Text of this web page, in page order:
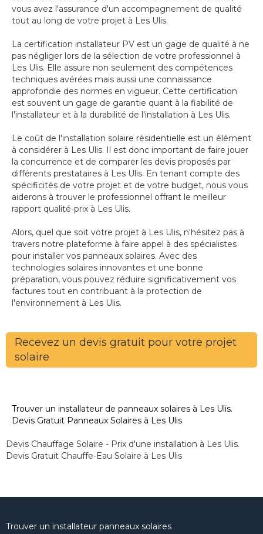
vous avez l'assurance d'un accompagnement de qualité
tout au long de votre projet à Les Ulis.
La certification installateur PV est un gage de qualité à ne
pas négliger lors de la sélection de votre professionnel à
Les Ulis. Elle assure non seulement des compétences
techniques avérées mais aussi une connaissance
approfondie des normes en vigueur. Cette certification
est souvent un gage de garantie quant à la fiabilité de
l'installateur et à la durabilité de l'installation à Les Ulis.
Le coût de l'installation solaire résidentielle est un élément
à considérer à Les Ulis. Il est donc important de faire jouer
la concurrence et de comparer les devis proposés par
différents prestataires à Les Ulis. En tenant compte des
spécificités de votre projet et de votre budget, nous vous
aiderons à trouver le professionnel offrant le meilleur
rapport qualité-prix à Les Ulis.
Alors, quel que soit votre projet à Les Ulis, n'hésitez pas à
travers notre plateforme à faire appel à des spécialistes
pour installer vos panneaux solaires. Avec des
technologies solaires innovantes et une bonne
préparation, vous pouvez réduire significativement vos
factures tout en contribuant à la protection de
l'environnement à Les Ulis.
Recevez un devis gratuit pour votre projet
solaire
Trouver un installateur de panneaux solaires à Les Ulis.
Devis Gratuit Panneaux Solaires à Les Ulis
Devis Chauffage Solaire - Prix d'une installation à Les Ulis.
Devis Gratuit Chauffe-Eau Solaire à Les Ulis
Trouver un installateur panneaux solaires